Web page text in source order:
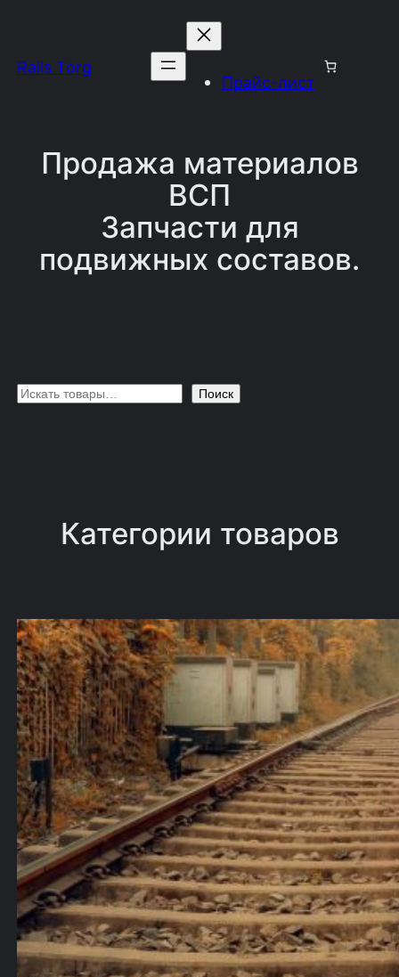
содержимому
Rails Torg
Прайс-лист
Продажа материалов
ВСП
Запчасти для
подвижных составов.
П
Поиск
Категории товаров